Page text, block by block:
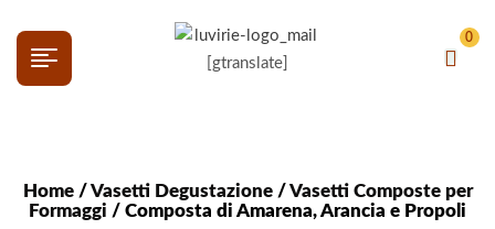
[gtranslate]
0
Home/Vasetti Degustazione/Vasetti Composte per
Formaggi / Composta di Amarena, Arancia e Propoli